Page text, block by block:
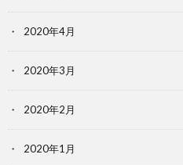
2020年4月
2020年3月
2020年2月
2020年1月